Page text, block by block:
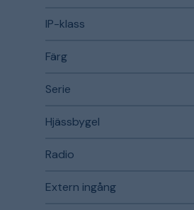
IP-klass
Färg
Serie
Hjässbygel
Radio
Extern ingång